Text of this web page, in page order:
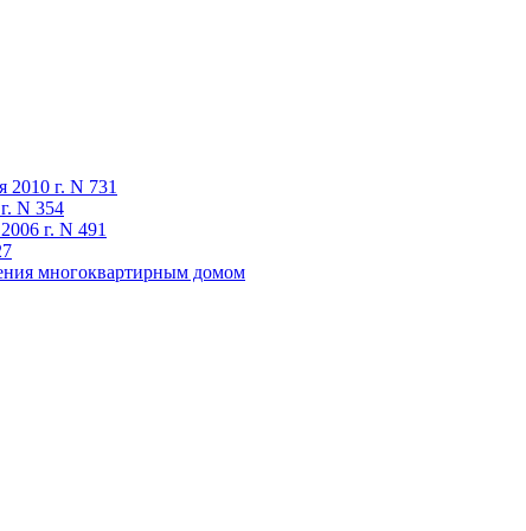
г. N 731
N 354
г. N 491
многоквартирным домом